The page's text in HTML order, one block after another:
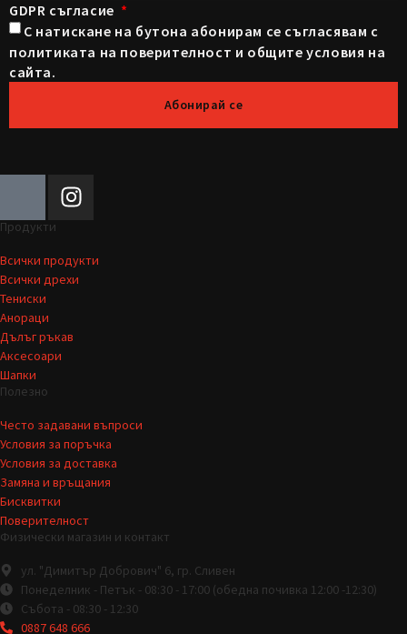
GDPR съгласие
С натискане на бутона абонирам се съгласявам с
политиката на поверителност и общите условия на
сайта.
Абонирай се
Продукти
Всички продукти
Всички дрехи
Тениски
Анораци
Дълъг ръкав
Аксесоари
Шапки
Полезно
Често задавани въпроси
Условия за поръчка
Условия за доставка
Замяна и връщания
Бисквитки
Поверителност
Физически магазин и контакт
ул. "Димитър Добрович" 6, гр. Сливен
Понеделник - Петък - 08:30 - 17:00 (обедна почивка 12:00 -12:30)
Събота - 08:30 - 12:30
0887 648 666